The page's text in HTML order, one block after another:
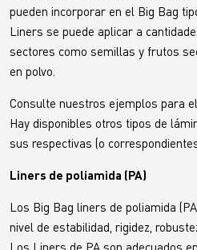
pueden incorporar en el Big Bag
Liners se puede aplicar a
sectores como semillas y frutos
en polvo.
Consulte nuestros ejemplos para
Hay disponibles otros tipos de
sus respectivas (o
Liners de poliamida (PA)
Los Big Bag liners de poliamida
nivel de estabilidad, rigidez,